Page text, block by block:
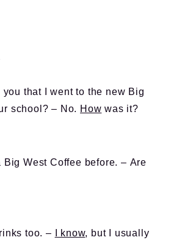
that I went to the new Big
school? – No. How was it?
Big West Coffee before. – Are
too. –
I know, but I usually